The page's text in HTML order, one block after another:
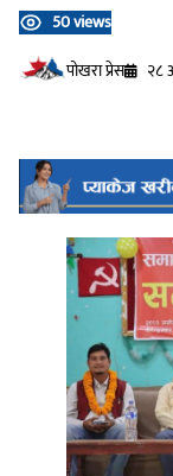
50 views
प‍ोखरा प्रेस
२८